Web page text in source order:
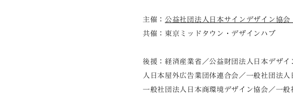
主催：公益社団法人日本サインデザイン協会
共催：東京ミッドタウン・デザインハブ
後援：経済産業省／公益財団法人日本デザ
人日本屋外広告業団体連合会／一般社団法
一般社団法人日本商環境デザイン協会／一